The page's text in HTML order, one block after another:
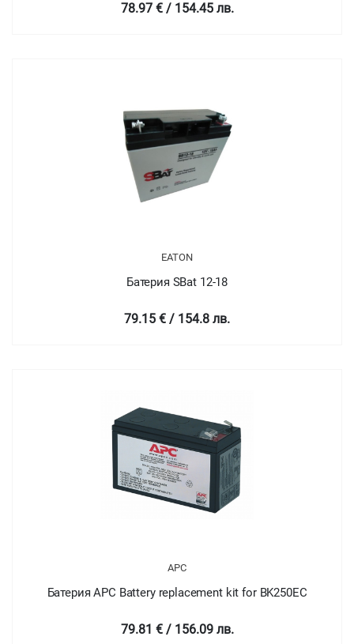
78.97 € / 154.45 лв.
EATON
Батерия SBat 12-18
79.15 € / 154.8 лв.
APC
Батерия APC Battery replacement kit for BK250EC
79.81 € / 156.09 лв.